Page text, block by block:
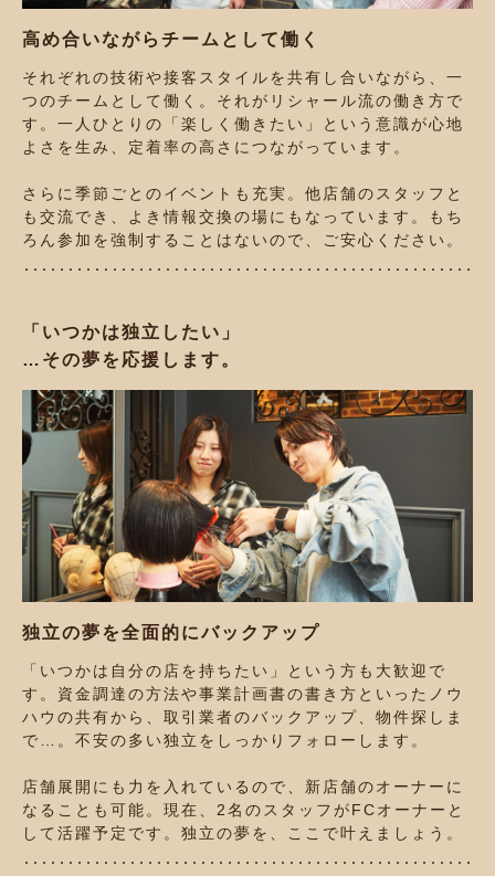
高め合いながらチームとして働く
それぞれの技術や接客スタイルを共有し合いながら、一
つのチームとして働く。それがリシャール流の働き方で
す。一人ひとりの「楽しく働きたい」という意識が心地
よさを生み、定着率の高さにつながっています。
さらに季節ごとのイベントも充実。他店舗のスタッフと
も交流でき、よき情報交換の場にもなっています。もち
ろん参加を強制することはないので、ご安心ください。
「いつかは独立したい」
…その夢を応援します。
独立の夢を全面的にバックアップ
「いつかは自分の店を持ちたい」という方も大歓迎で
す。資金調達の方法や事業計画書の書き方といったノウ
ハウの共有から、取引業者のバックアップ、物件探しま
で…。不安の多い独立をしっかりフォローします。
店舗展開にも力を入れているので、新店舗のオーナーに
なることも可能。現在、2名のスタッフがFCオーナーと
して活躍予定です。独立の夢を、ここで叶えましょう。